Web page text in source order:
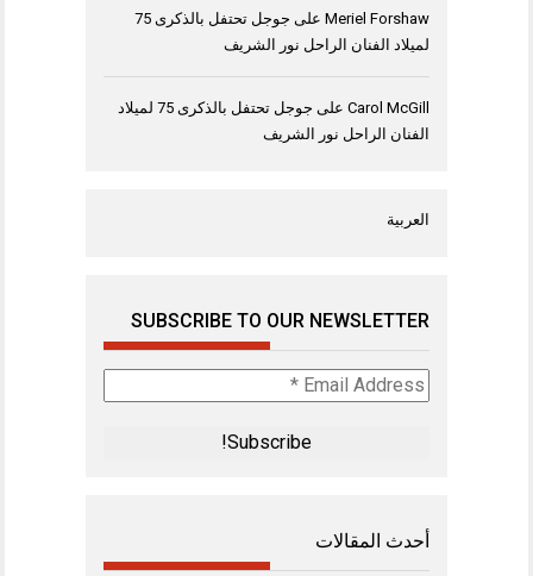
Meriel Forshaw على
جوجل تحتفل بالذكرى 75
لميلاد الفنان الراحل نور الشريف
Carol McGill على
جوجل تحتفل بالذكرى 75 لميلاد
الفنان الراحل نور الشريف
العربية
SUBSCRIBE TO OUR NEWSLETTER
Email
Address
أحدث المقالات